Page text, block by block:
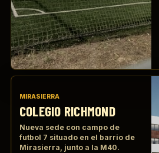
MIRASIERRA
COLEGIO RICHMOND
Nueva sede con campo de
futbol 7 situado en el barrio de
Mirasierra, junto a la M40.